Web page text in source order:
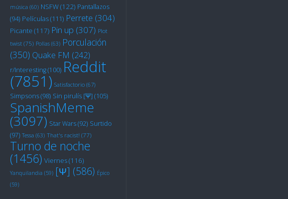
música (60) NSFW(122) Pantallazos
(94) Películas(111) Perrete (304)
Picante (117) Pin up (307) Plot
twist (75) Pollas (63) Porculación
(350) Quake FM (242)
r/Interesting(100) Reddit
(7851) Satisfactorio (67)
Simpsons(98) Sin pirulís [Ψ] (105)
SpanishMeme
(3097) Star Wars(92) Surtido
(97) Tessa (63) That's racist! (77)
Turno de noche
(1456) Viernes(116)
Yanquilandia (59) [Ψ] (586) Épico
(59)